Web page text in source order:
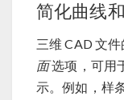
简化曲线
三维 CAD 文
面选项，可用
示。例如，样